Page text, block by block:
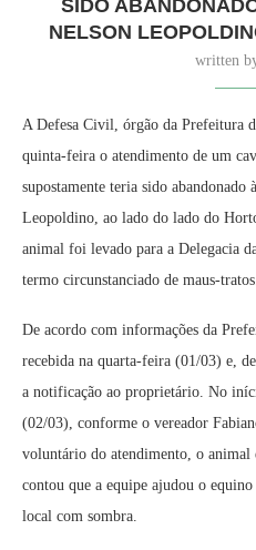
SIDO
NELSON
written
A Defesa Civil, órgão da Prefeitura
quinta-feira o atendimento de um
supostamente teria sido abandonado
Leopoldino, ao lado do lado do
animal foi levado para a Delegacia
termo circunstanciado de maus-tratos.
De acordo com informações da
recebida na quarta-feira (01/03) e,
a notificação ao proprietário. No
(02/03), conforme o vereador
voluntário do atendimento, o animal
contou que a equipe ajudou o
local com sombra.